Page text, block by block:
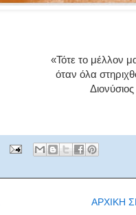
«Τότε το μέλλον
όταν όλα
ΑΡΧΙΚΗ